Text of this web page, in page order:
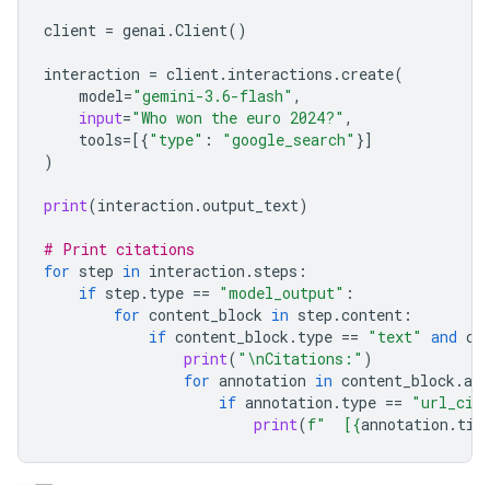
client = genai .Client()
interaction = client. interactions .create(
model="gemini-3.6-flash" ,
input="Who won the euro 2024?" ,
tools=[{"type" : "google_search" }]
)
print(interaction .output_text)
# Print citations
for step in interaction . steps :
if step . type == "model_output" :
for content_block in step .content :
if content_block . type == "text" and
print( " \nCitations:" )
for annotation in content_block .
if annotation . type ==
print(f"  [{annotation .